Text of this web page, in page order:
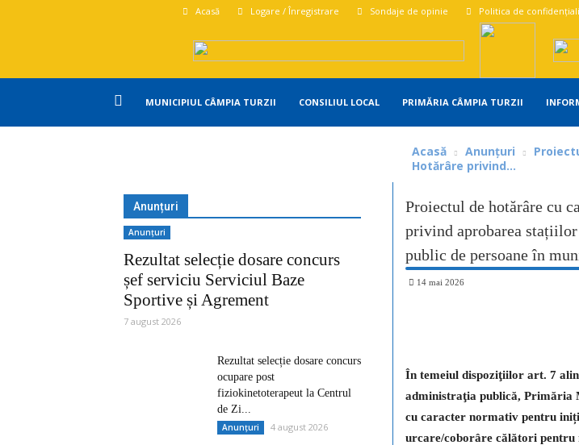
Acasă Logare / Înregistrare Sondaje de opinie Politica de
Primăria
Turzii
MUNICIPIUL CÂMPIA TURZII CONSILIUL LOCAL PRIMĂRIA CÂMPIA TURZII
Acasă Anunțuri
Hotărâre privind...
Proiectul de hotărâre cu
privind aprobarea
public de persoane în
14 mai 2026
În temeiul dispoziţiilor art. 7
administraţia publică, Primăria
cu caracter normativ pentru
urcare/coborâre călători pentru
Anunțuri
Anunțuri
Rezultat selecție dosare concurs
șef serviciu Serviciul Baze
Sportive și Agrement
7 august 2026
Rezultat selecție dosare concurs
ocupare post
fiziokinetoterapeut la Centrul
de Zi...
Anunțuri 4 august 2026